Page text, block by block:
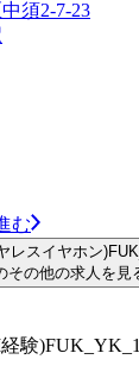
須2-7-23
む
レスイヤホン
その他の求人を見
験